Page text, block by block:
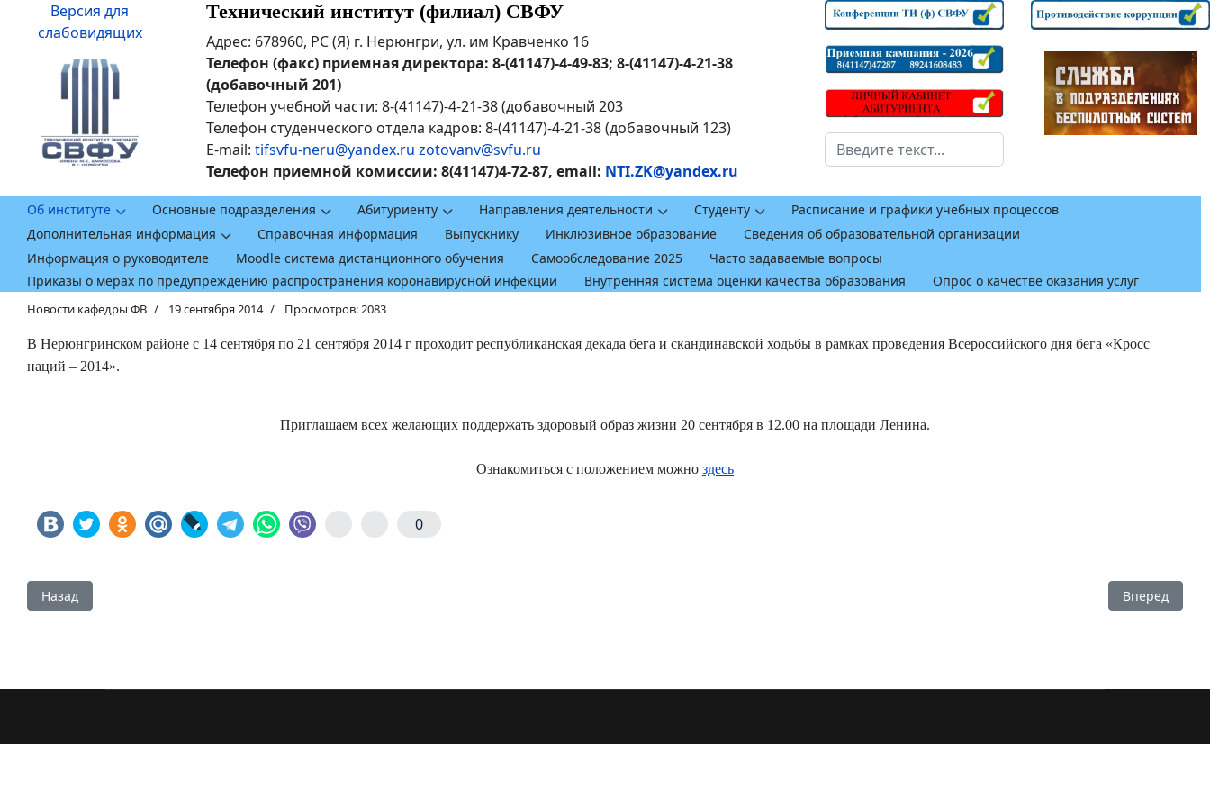
Версия для
слабовидящих
Технический институт (филиал) СВФУ
Адрес: 678960, РС (Я) г. Нерюнгри, ул. им Кравченко 16
Телефон (факс) приемная директора: 8-(41147)-4-49-83; 8-(41147)-4-21-38
(добавочный 201)
Телефон учебной части: 8-(41147)-4-21-38 (добавочный 203
Телефон студенческого отдела кадров: 8-(41147)-4-21-38 (добавочный 123)
E-mail: tifsvfu-neru@yandex.ru zotovanv@svfu.ru
Телефон приемной комиссии: 8(41147)4-72-87, email: NTI.ZK@yandex.ru
Поиск
Об институте Основные подразделения Абитуриенту Направления деятельности Студенту
Расписание и графики учебных процессов
Дополнительная информация
Справочная информация Выпускнику Инклюзивное образование
Сведения об образовательной организации
Информация о руководителе
Moodle система дистанционного обучения Самообследование 2025
Часто задаваемые вопросы
Приказы о мерах по предупреждению распространения коронавирусной инфекции
Внутренняя система оценки качества образования Опрос о качестве оказания услуг
Новости кафедры ФВ 19 сентября 2014 Просмотров: 2083
В Нерюнгринском районе с 14 сентября по 21 сентября 2014 г проходит республиканская декада бега и скандинавской ходьбы в рамках проведения Всероссийского дня бега «Кросс
наций – 2014».
Приглашаем всех желающих поддержать здоровый образ жизни 20 сентября в 12.00 на площади Ленина.
Ознакомиться с положением можно здесь
0
Предыдущий: Поздравляем участников Всероссийского дня бега КРОСС-НАЦИЙ-2014
Назад Следующий:
Вперед